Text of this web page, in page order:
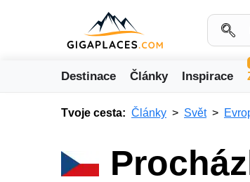
Destinace Články Inspirace
Tvoje cesta: Články Svět